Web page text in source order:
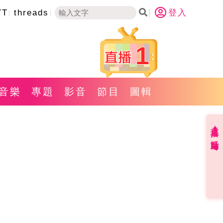
threads 登入
1
樂 專題 影音 節目 圖輯
直播✦活動